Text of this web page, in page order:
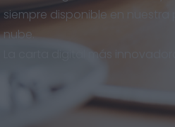
siempre disponible en nuestra
nube.
La carta digital más